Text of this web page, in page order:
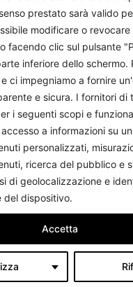
prestato sarà valido
modificare o revocare
facendo clic sul pulsante
inferiore dello schermo.
ci impegniamo a fornire
e sicura. I fornitori di
i seguenti scopi e
a informazioni su
personalizzati,
ricerca del pubblico e
di geolocalizzazione e
del dispositivo.
Accetta
presidenza di turno del
2026